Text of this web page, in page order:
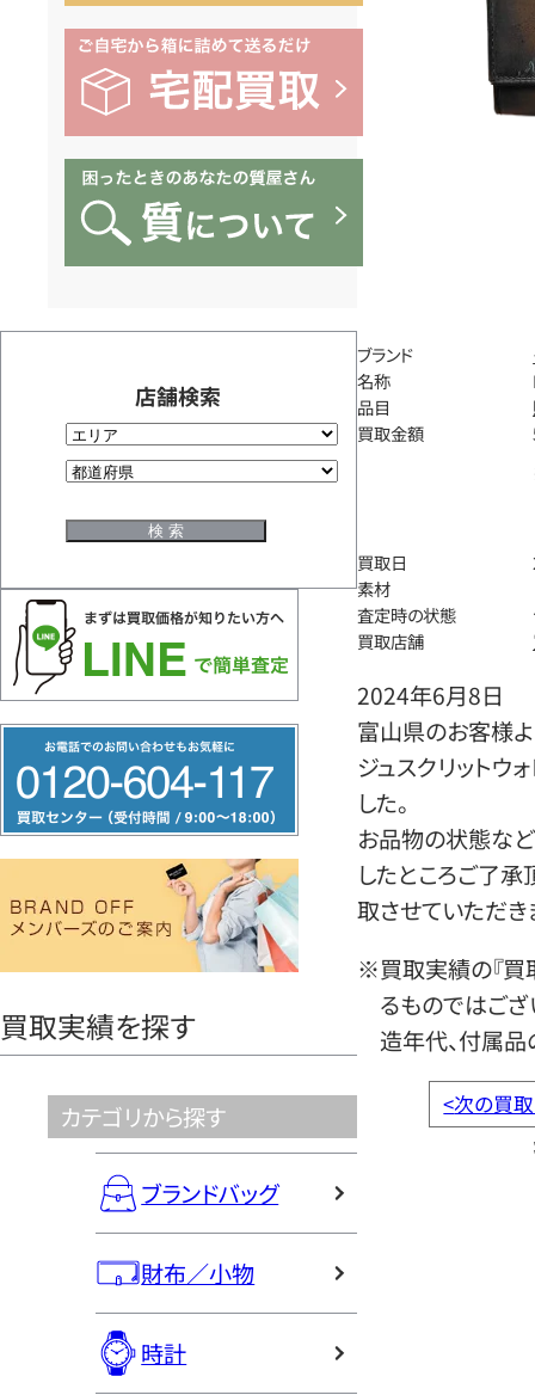
店舗検索
リ
ー
ヤ
買取実績を探す
カテゴリから探す
ブランドバッグ
財布／小物
時計
ブランド
名称
品目
買取金額
買取日
素材
査定時の状態
買取店舗
2024年6月8日
富山県のお客様
ジュスクリットウ
した。
お品物の状態など
したところご了
取させていただき
※買取実績の『買
るものではござ
造年代、付属品
<次の買